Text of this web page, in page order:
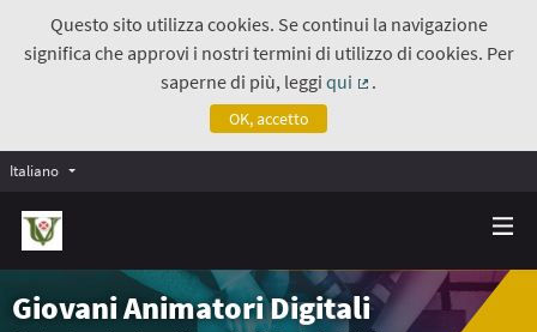
Questo sito utilizza cookies. Se continui la navigazione
significa che approvi i nostri termini di utilizzo di cookies. Per
saperne di più, leggiqui
.
OK, accetto
Italiano
Giovani Animatori Digitali